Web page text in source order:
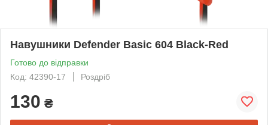
Навушники Defender Basic 604 Black-Red
Готово до відправки
Код: 42390-17
Роздріб
130 ₴